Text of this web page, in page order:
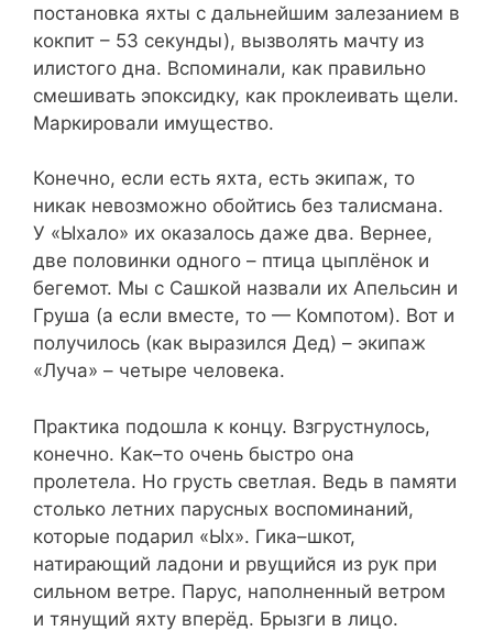
постановка яхты с дальнейшим залезанием в
кокпит – 53 секунды), вызволять мачту из
илистого дна. Вспоминали, как правильно
смешивать эпоксидку, как проклеивать щели.
Маркировали имущество.
Конечно, если есть яхта, есть экипаж, то
никак невозможно обойтись без талисмана.
У «Ыхало» их оказалось даже два. Вернее,
две половинки одного – птица цыплёнок и
бегемот. Мы с Сашкой назвали их Апельсин и
Груша (а если вместе, то — Компотом). Вот и
получилось (как выразился Дед) – экипаж
«Луча» – четыре человека.
Практика подошла к концу. Взгрустнулось,
конечно. Как–то очень быстро она
пролетела. Но грусть светлая. Ведь в памяти
столько летних парусных воспоминаний,
которые подарил «Ых». Гика–шкот,
натирающий ладони и рвущийся из рук при
сильном ветре. Парус, наполненный ветром
и тянущий яхту вперёд. Брызги в лицо.